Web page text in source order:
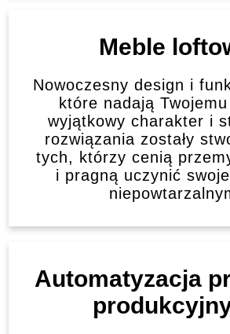
Meble
Nowoczesny design i
które nadają
wyjątkowy charakter i
rozwiązania zostały
tych, którzy cenią
i pragną uczynić
Automatyzacja